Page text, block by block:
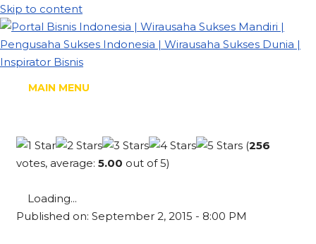
Skip to content
MAIN MENU
(256
votes, average:5.00 out of 5)
Loading...
Published on: September 2, 2015 - 8:00 PM